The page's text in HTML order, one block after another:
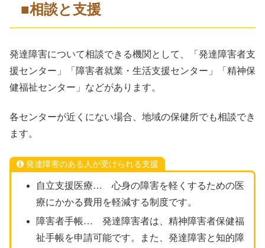
■相談と支援
発達障害について相談できる機関として、「発達障害者支
援センター」「障害者就業・生活支援センター」「精神保
健福祉センター」などがあります。
各センターが近くにない場合、地域の保健所でも相談でき
ます。
発達障害のある人が受けられる支援
自立支援医療… 心身の障害を軽くするための医
療にかかる費用を軽減する制度です。
障害者手帳… 発達障害者は、精神障害者保健福
祉手帳を申請可能です。また、発達障害と知的障